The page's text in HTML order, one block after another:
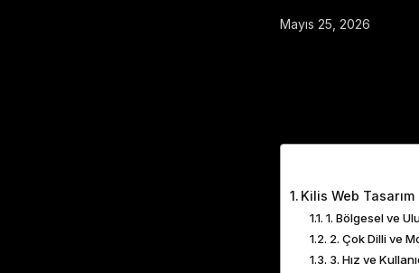
Mayıs 25, 2026
Kilis Web
1. Bölgesel ve
2. Çok Dilli ve
3. Hız ve